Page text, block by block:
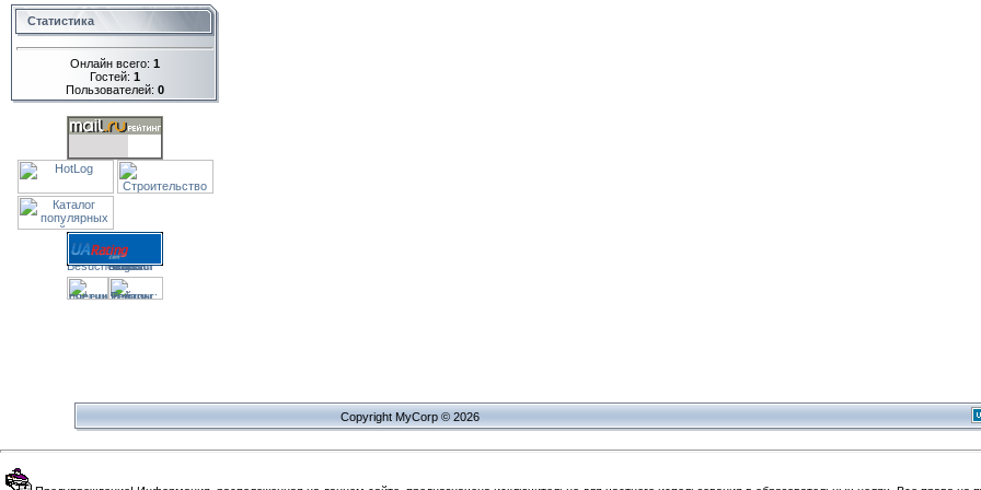
Статистика
Онлайн всего: 1
Гостей: 1
Пользователей: 0
Copyright MyCorp © 2026